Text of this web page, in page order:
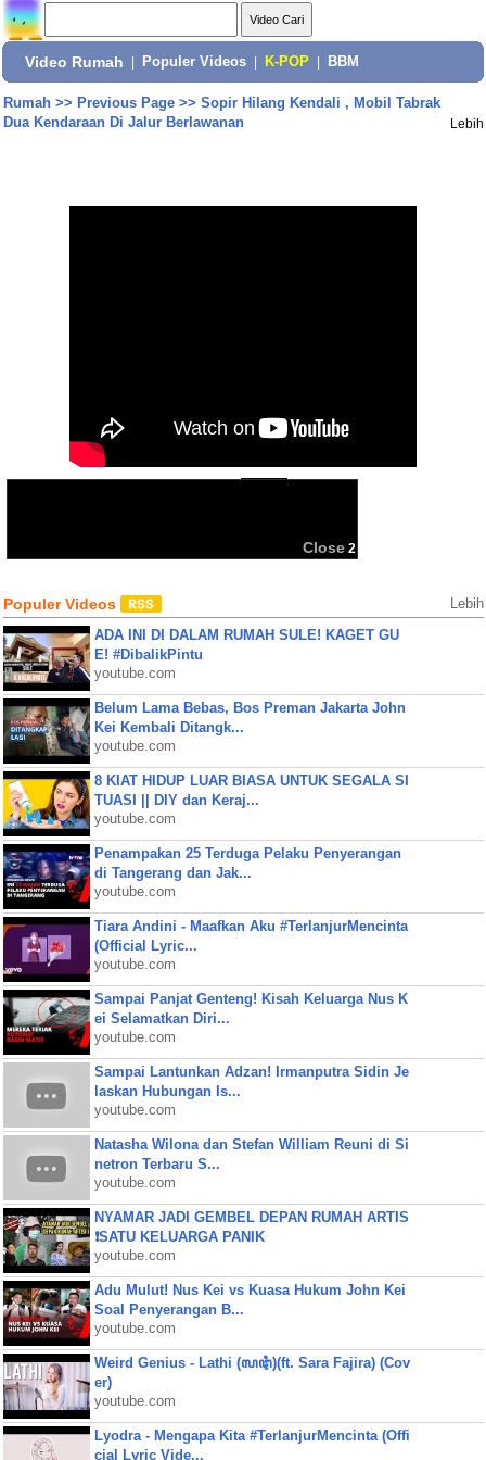
Video Rumah Populer Videos K-POP BBM
Rumah>> Previous Page>> Sopir Hilang Kendali , Mobil Tabrak
Dua Kendaraan Di Jalur Berlawanan
Lebih
Close 2
Populer Videos Lebih
ADA INI DI DALAM RUMAH SULE! KAGET GU
E! #DibalikPintu
youtube.com
Belum Lama Bebas, Bos Preman Jakarta John
Kei Kembali Ditangk...
youtube.com
8 KIAT HIDUP LUAR BIASA UNTUK SEGALA SI
TUASI || DIY dan Keraj...
youtube.com
Penampakan 25 Terduga Pelaku Penyerangan
di Tangerang dan Jak...
youtube.com
Tiara Andini - Maafkan Aku #TerlanjurMencinta
(Official Lyric...
youtube.com
Sampai Panjat Genteng! Kisah Keluarga Nus K
ei Selamatkan Diri...
youtube.com
Sampai Lantunkan Adzan! Irmanputra Sidin Je
laskan Hubungan Is...
youtube.com
Natasha Wilona dan Stefan William Reuni di Si
netron Terbaru S...
youtube.com
NYAMAR JADI GEMBEL DEPAN RUMAH ARTIS
❗SATU KELUARGA PANIK
youtube.com
Adu Mulut! Nus Kei vs Kuasa Hukum John Kei
Soal Penyerangan B...
youtube.com
Weird Genius - Lathi (ꦭꦛꦶ)(ft. Sara Fajira) (Cov
er)
youtube.com
Lyodra - Mengapa Kita #TerlanjurMencinta (Offi
cial Lyric Vide...